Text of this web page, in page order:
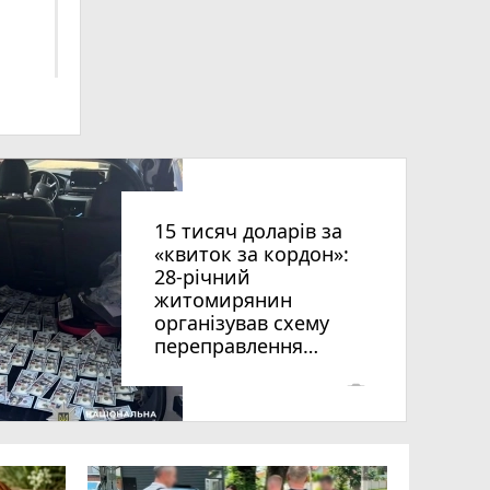
15 тисяч доларів за
«квиток за кордон»:
28-річний
житомирянин
організував схему
переправлення
віку за межі країни
photo_camera